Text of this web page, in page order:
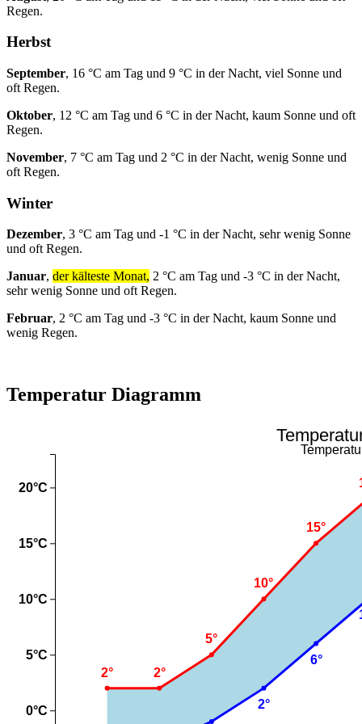
Regen.
Herbst
September, 16 °C am Tag und 9 °C in der Nacht, viel Sonne und
oft Regen.
Oktober, 12 °C am Tag und 6 °C in der Nacht, kaum Sonne und oft
Regen.
November, 7 °C am Tag und 2 °C in der Nacht, wenig Sonne und
oft Regen.
Winter
Dezember, 3 °C am Tag und -1 °C in der Nacht, sehr wenig Sonne
und oft Regen.
Januar, der kälteste Monat, 2 °C am Tag und -3 °C in der Nacht,
sehr wenig Sonne und oft Regen.
Februar, 2 °C am Tag und -3 °C in der Nacht, kaum Sonne und
wenig Regen.
Temperatur Diagramm